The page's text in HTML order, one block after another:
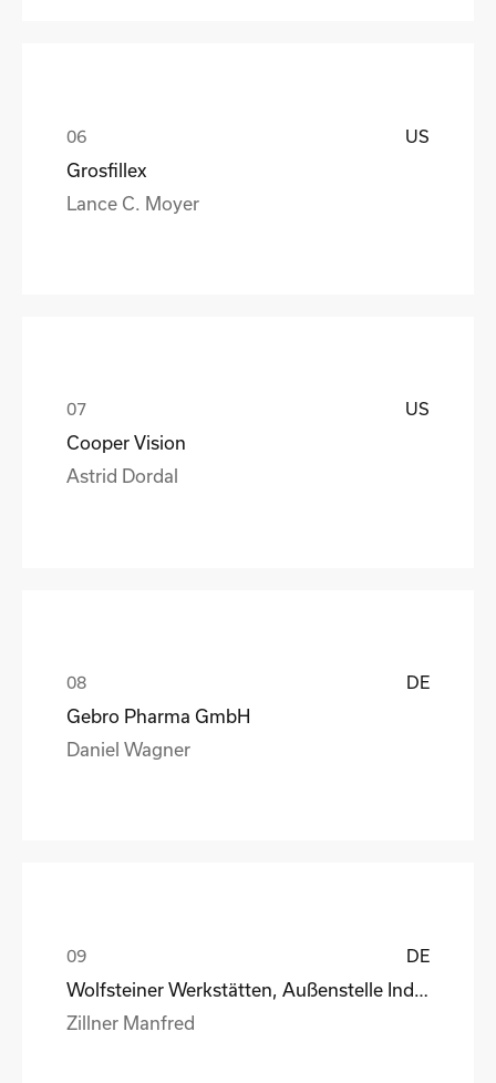
US
Grosfillex
Lance C. Moyer
US
Cooper Vision
Astrid Dordal
DE
Gebro Pharma GmbH
Daniel Wagner
DE
Zillner Manfred